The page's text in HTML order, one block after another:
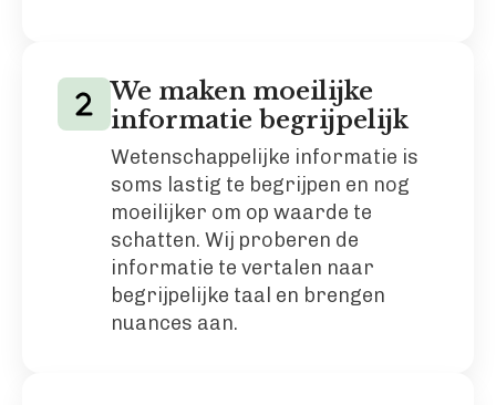
We maken moeilijke
informatie begrijpelijk
Wetenschappelijke informatie is
soms lastig te begrijpen en nog
moeilijker om op waarde te
schatten. Wij proberen de
informatie te vertalen naar
begrijpelijke taal en brengen
nuances aan.